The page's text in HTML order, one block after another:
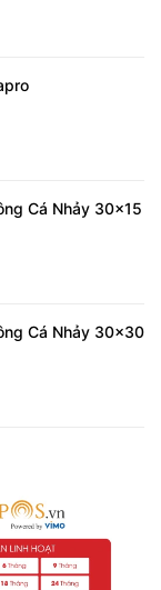
Cá Nhảy 30x15
Cá Nhảy 30x30